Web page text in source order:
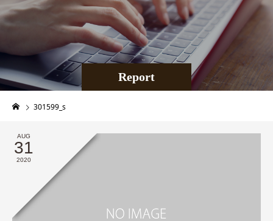
Report
301599_s
AUG
31
2020